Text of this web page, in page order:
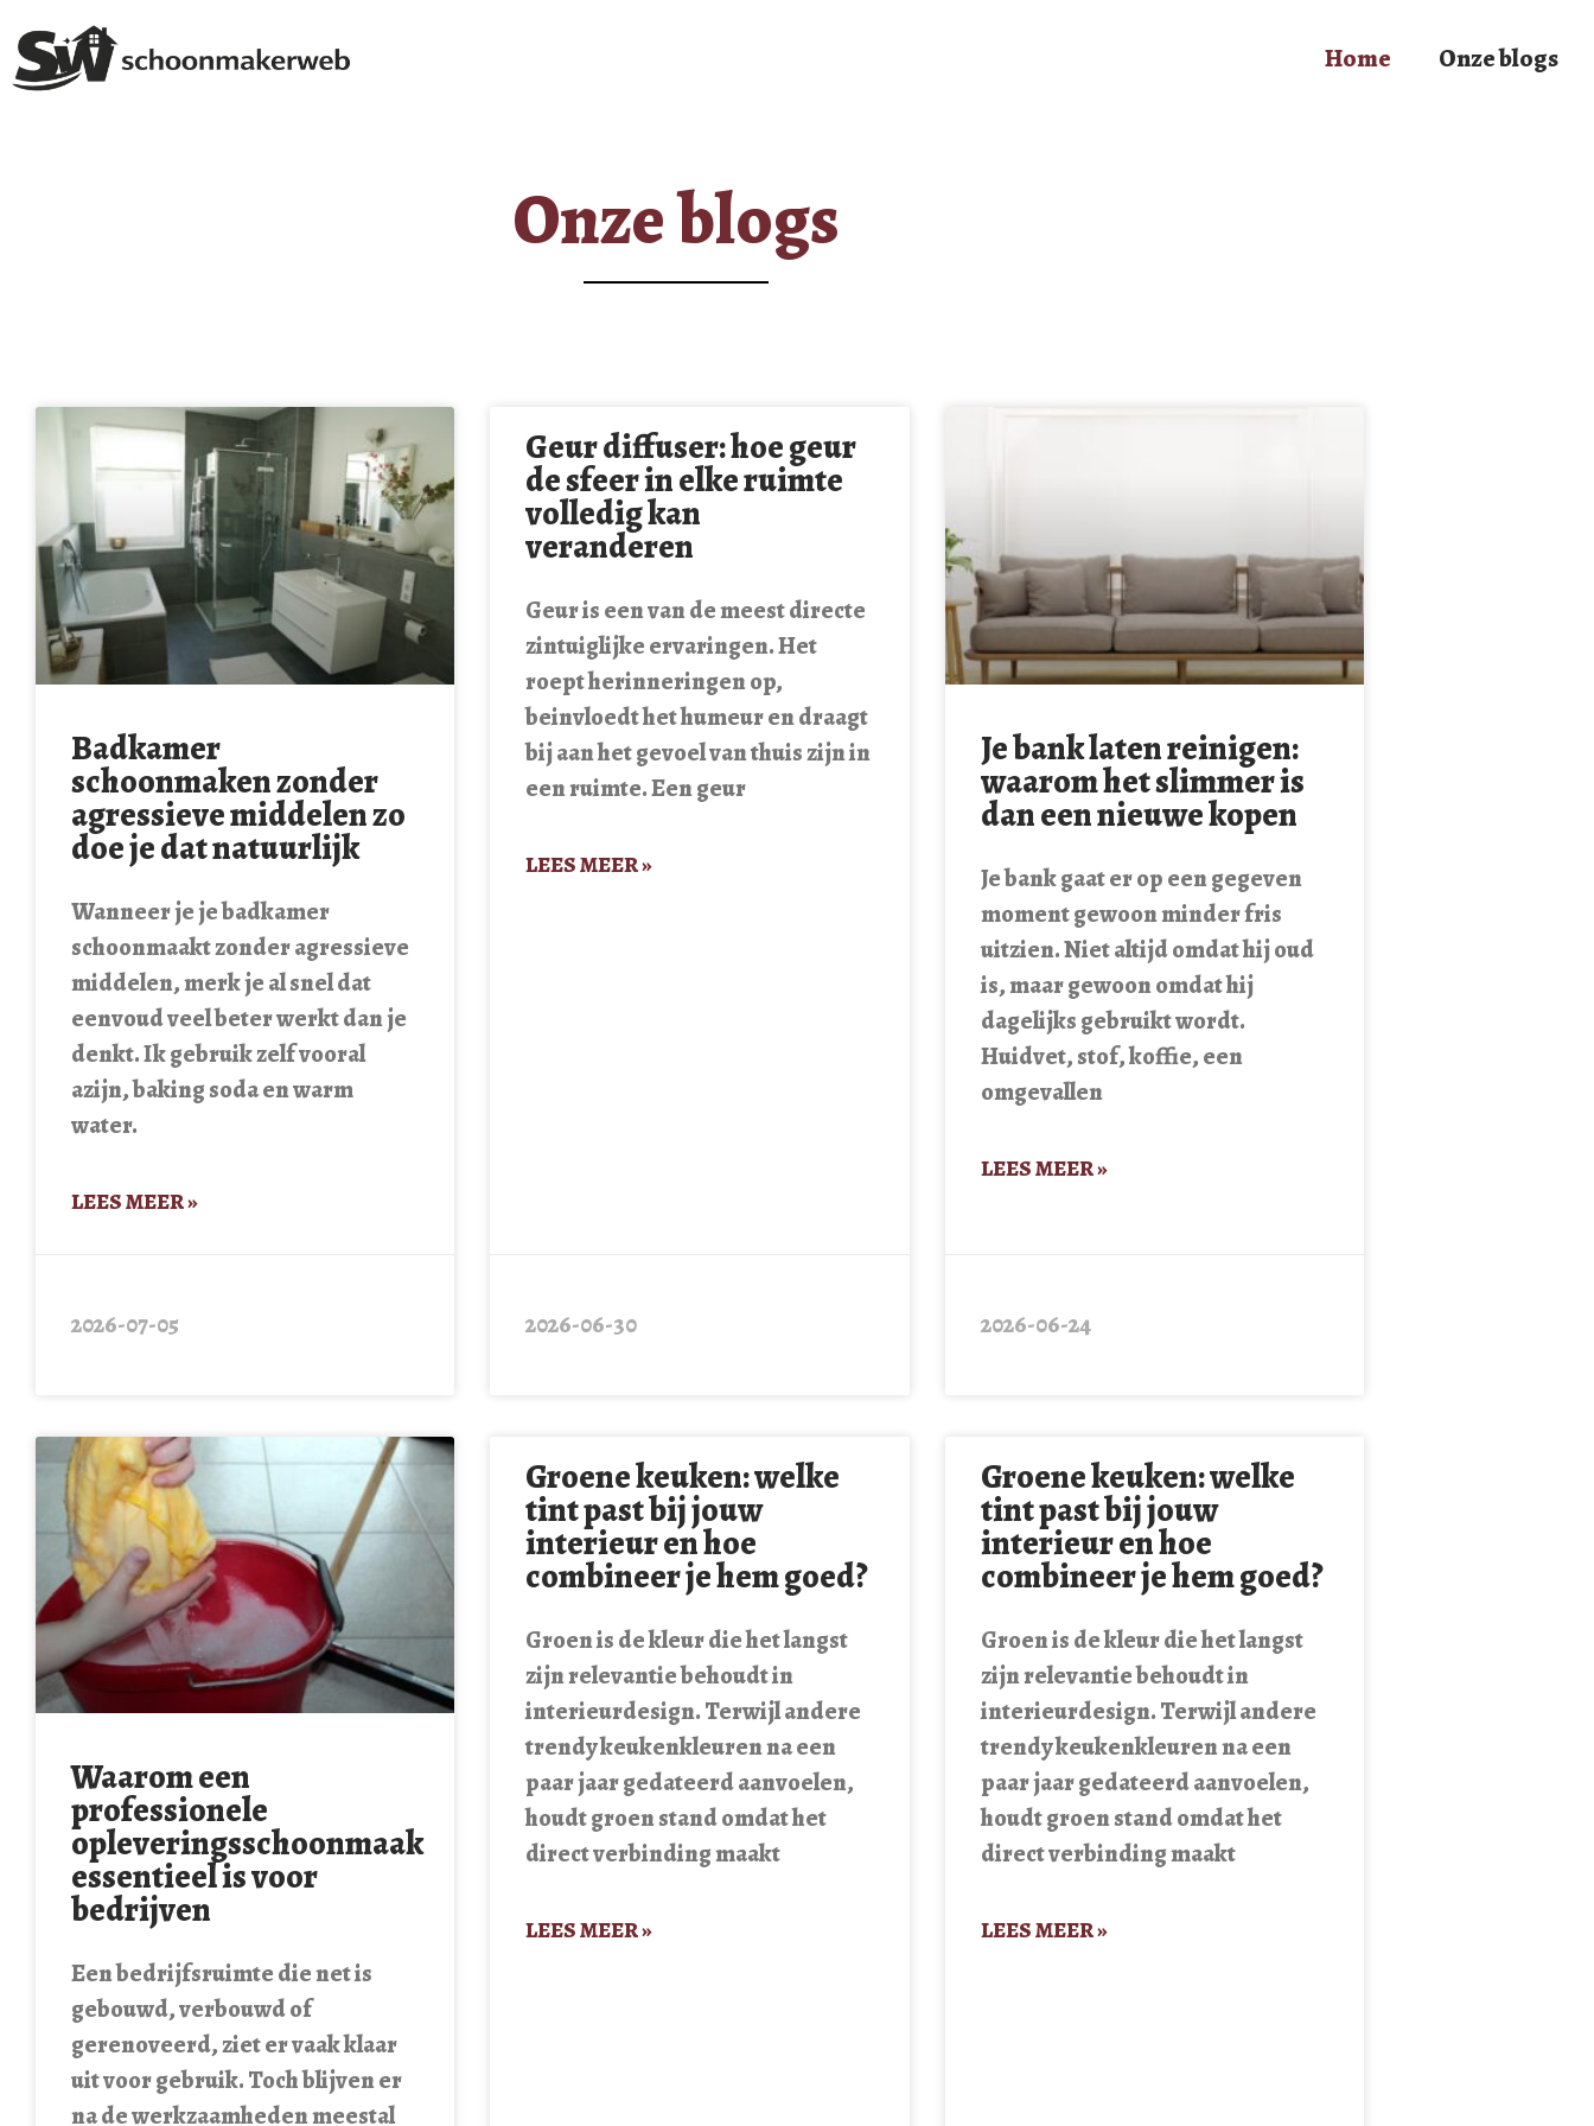
Home Onze blogs
Onze blogs
Badkamer
schoonmaken zonder
agressieve middelen zo
doe je dat natuurlijk
Wanneer je je badkamer
schoonmaakt zonder agressieve
middelen, merk je al snel dat
eenvoud veel beter werkt dan je
denkt. Ik gebruik zelf vooral
azijn, baking soda en warm
water.
LEES MEER »
2026-07-05
Geur diffuser: hoe geur
de sfeer in elke ruimte
volledig kan
veranderen
Geur is een van de meest directe
zintuiglijke ervaringen. Het
roept herinneringen op,
beinvloedt het humeur en draagt
bij aan het gevoel van thuis zijn in
een ruimte. Een geur
LEES MEER »
2026-06-30
Je bank laten reinigen:
waarom het slimmer is
dan een nieuwe kopen
Je bank gaat er op een gegeven
moment gewoon minder fris
uitzien. Niet altijd omdat hij oud
is, maar gewoon omdat hij
dagelijks gebruikt wordt.
Huidvet, stof, koffie, een
omgevallen
LEES MEER »
2026-06-24
Waarom een
professionele
opleveringsschoonmaak
essentieel is voor
bedrijven
Een bedrijfsruimte die net is
gebouwd, verbouwd of
gerenoveerd, ziet er vaak klaar
uit voor gebruik. Toch blijven er
na de werkzaamheden meestal
Groene keuken: welke
tint past bij jouw
interieur en hoe
combineer je hem goed?
Groen is de kleur die het langst
zijn relevantie behoudt in
interieurdesign. Terwijl andere
trendy keukenkleuren na een
paar jaar gedateerd aanvoelen,
houdt groen stand omdat het
direct verbinding maakt
LEES MEER »
Groene keuken: welke
tint past bij jouw
interieur en hoe
combineer je hem goed?
Groen is de kleur die het langst
zijn relevantie behoudt in
interieurdesign. Terwijl andere
trendy keukenkleuren na een
paar jaar gedateerd aanvoelen,
houdt groen stand omdat het
direct verbinding maakt
LEES MEER »